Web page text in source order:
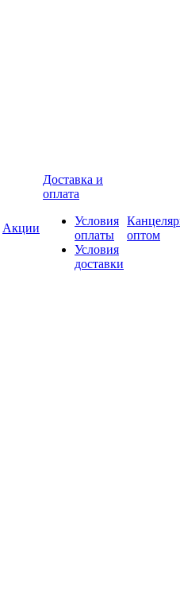
Акции
Доставка и
оплата
Условия
оплаты
Условия
доставки
оптом